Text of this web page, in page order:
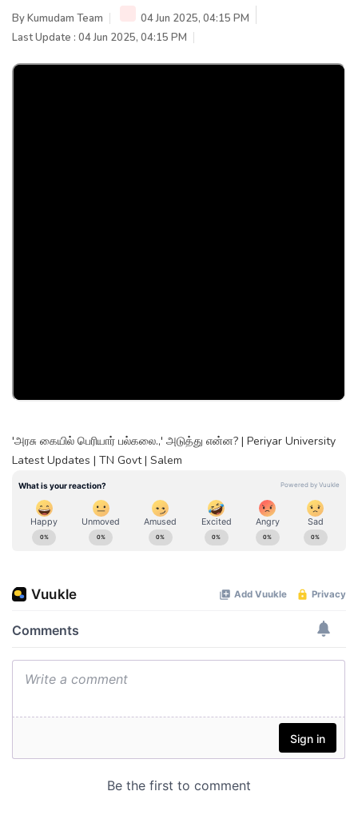
ByKumudam Team
04 Jun 2025, 04:15 PM
Last Update : 04 Jun 2025, 04:15 PM
'அரசு கையில் பெரியார் பல்கலை.,' அடுத்து என்ன? | Periyar University
Latest Updates | TN Govt | Salem